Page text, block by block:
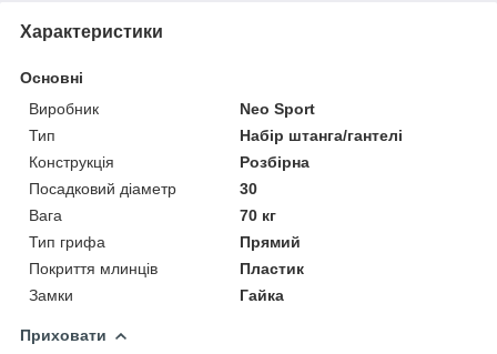
Характеристики
Основні
Виробник
Neo Sport
Тип
Набір штанга/гантелі
Конструкція
Розбірна
Посадковий діаметр
30
Вага
70 кг
Тип грифа
Прямий
Покриття млинців
Пластик
Замки
Гайка
Приховати